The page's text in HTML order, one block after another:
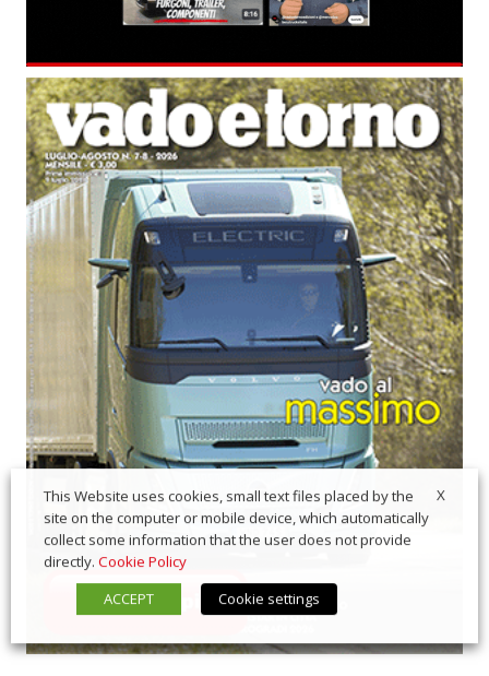
X
This Website uses cookies, small text files placed by the
site on the computer or mobile device, which automatically
collect some information that the user does not provide
directly. Cookie Policy
ACCEPT
Cookie settings